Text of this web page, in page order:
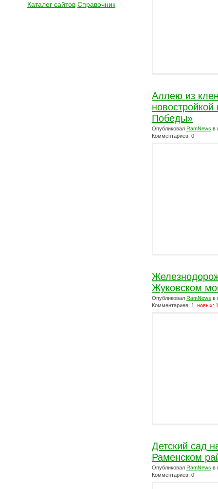
Каталог сайтов Справочник
Аллею из
Победы»
Опубликовал RamNews в
Комментариев: 0
Жуковском
Опубликовал RamNews в
Комментариев: 1, новых: 1
Детский сад
Раменском
Опубликовал RamNews в
Комментариев: 0